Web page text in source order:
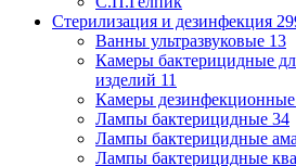
Стерилизация и дезинфекция
Ванны ультразвуковые 13
Камеры бактерицидные
изделий 11
Камеры
Лампы бактерицидные 34
Лампы бактерицидные
Лампы бактерицидные